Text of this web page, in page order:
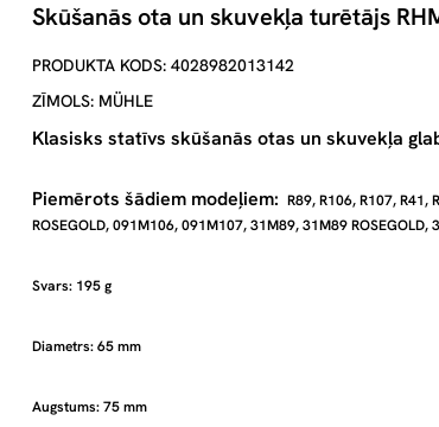
Skūšanās ota un skuvekļa turētājs
PRODUKTA KODS: 4028982013142
ZĪMOLS: MÜHLE
Klasisks statīvs skūšanās otas un skuvekļa
Piemērots šādiem modeļiem: R89, R106, R107, R41,
ROSEGOLD, 091M106, 091M107, 31M89, 31M89 ROSEGOLD,
Svars: 195 g
Diametrs: 65 mm
Augstums: 75 mm